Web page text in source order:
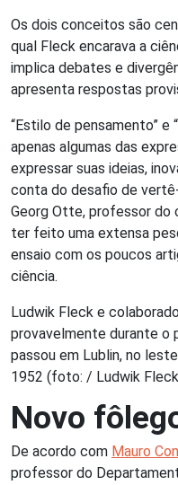
Os dois conceitos são
qual Fleck encarava a
implica debates e
apresenta respostas
“Estilo de pensamento” e
apenas algumas das
expressar suas ideias,
conta do desafio de
Georg Otte, professor do
ter feito uma extensa
ensaio com os poucos
ciência.
Ludwik Fleck e
provavelmente durante o
passou em Lublin, no
1952 (foto: / Ludwik
Novo
De acordo com Mauro
professor do